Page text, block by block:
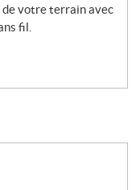
de votre terrain avec
fil.